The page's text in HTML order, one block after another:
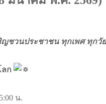
วนประชาชน ทุกเพศ ทุกวัย
ก
น.